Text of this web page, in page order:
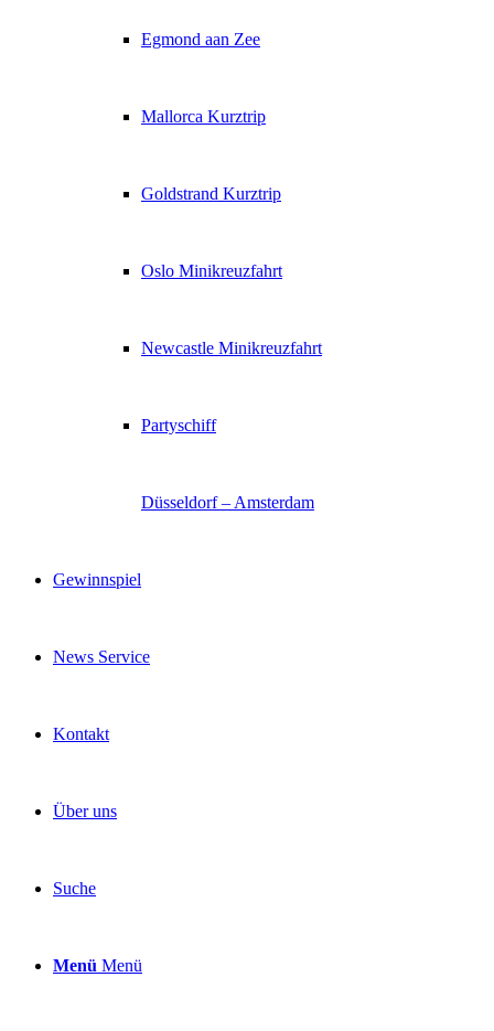
Egmond aan Zee
Mallorca Kurztrip
Goldstrand Kurztrip
Oslo Minikreuzfahrt
Newcastle Minikreuzfahrt
Partyschiff
Düsseldorf – Amsterdam
Gewinnspiel
News Service
Kontakt
Über uns
Suche
Menü Menü